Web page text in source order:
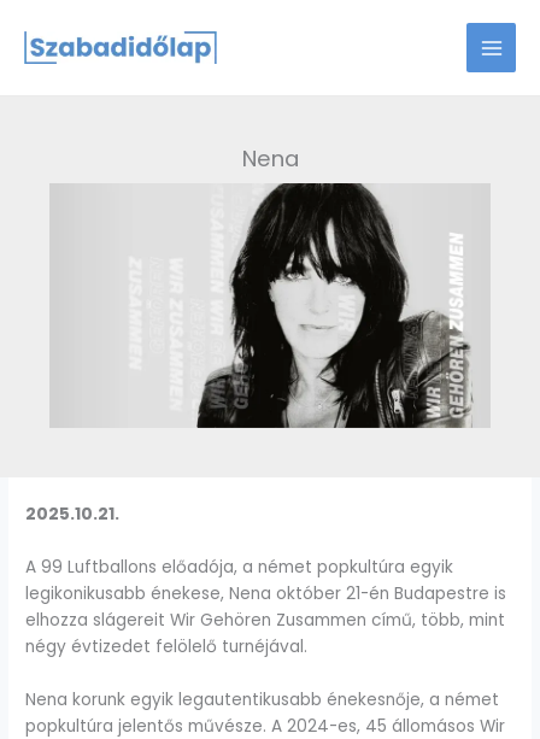
content
Nena
2025.10.21.
A 99 Luftballons előadója, a német popkultúra egyik
legikonikusabb énekese, Nena október 21-én Budapestre is
elhozza slágereit Wir Gehören Zusammen című, több, mint
négy évtizedet felölelő turnéjával.
Nena korunk egyik legautentikusabb énekesnője, a német
popkultúra jelentős művésze. A 2024-es, 45 állomásos Wir